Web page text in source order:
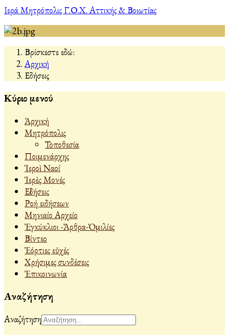
Ιερά Μητρόπολις Γ.Ο.Χ. Αττικής & Βοιωτίας
Βρίσκεστε εδώ:
Αρχική
Εἰδήσεις
Κύριο μενού
Ἀρχική
Μητρόπολις
Τοποθεσία
Ποιμενάρχης
Ἱεροὶ Ναοί
Ἱερὲς Μονές
Εἰδήσεις
Ροή ειδήσεων
Μηνιαίο Αρχείο
Ἐγκύκλιοι -Ἄρθρα-Ὁμιλίες
Βίντεο
Ἐόρτιες εὐχές
Χρήσιμες συνδέσεις
Ἐπικοινωνία
Αναζήτηση
Αναζήτηση